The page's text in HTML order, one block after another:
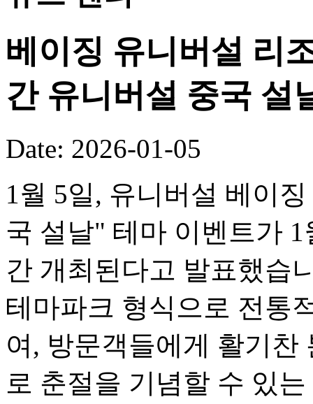
베이징 유니버설 리
간 유니버설 중국 설
Date: 2026-01-05
1월 5일, 유니버설 베이
국 설날" 테마 이벤트가
간 개최된다고 발표했습
테마파크 형식으로 전통
여, 방문객들에게 활기찬
로 춘절을 기념할 수 있